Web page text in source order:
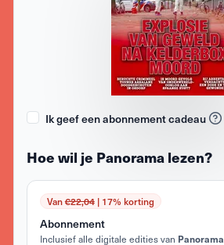
Ik geef een abonnement cadeau
Hoe wil je Panorama lezen?
Van€22,04| 17% korting
Abonnement
Inclusief alle digitale edities van Panorama